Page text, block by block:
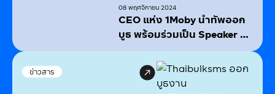
08 พฤศจิกายน 2024
CEO แห่ง 1Moby นำทัพออก
บูธ พร้อมร่วมเป็น Speaker ณ
ข่าวสาร